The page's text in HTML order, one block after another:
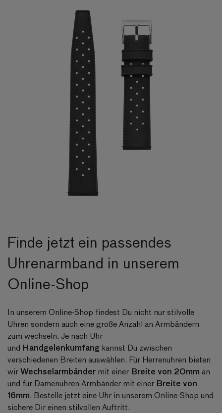
Finde jetzt ein passendes
Uhrenarmband in unserem
Online-Shop
In unserem Online-Shop findest Du nicht nur stilvolle
Uhren sondern auch eine große Anzahl an Armbändern
zum wechseln. Je nach Uhr
und Handgelenkumfang kannst Du zwischen
verschiedenen Breiten auswählen. Für Herrenuhren bieten
wirWechselarmbänder mit einer Breite von 20mm an
und für Damenuhren Armbänder mit einer Breite von
16mm. Bestelle jetzt eine Uhr in unserem Online-Shop und
sichere Dir einen stilvollen Auftritt.